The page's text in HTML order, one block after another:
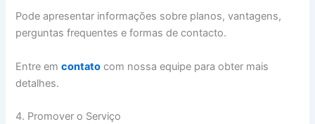
Pode apresentar informações sobre planos, vantagens,
perguntas frequentes e formas de contacto.
Entre emcontato com nossa equipe para obter mais
detalhes.
4. Promover o Serviço